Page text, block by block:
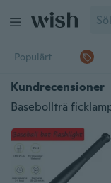
Populärt
Kundrecensioner